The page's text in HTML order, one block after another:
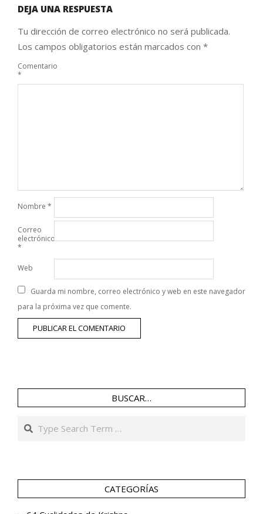
DEJA UNA RESPUESTA
Tu dirección de correo electrónico no será publicada.
Los campos obligatorios están marcados con *
Comentario
*
Nombre *
Correo
electrónico
*
Web
Guarda mi nombre, correo electrónico y web en este navegador
para la próxima vez que comente.
BUSCAR…
Search
CATEGORÍAS